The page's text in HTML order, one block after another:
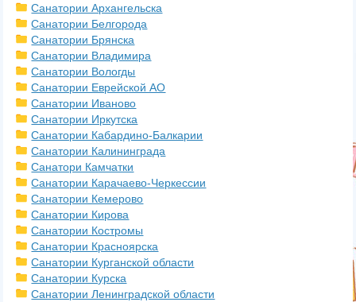
Санатории Архангельска
Санатории Белгорода
Санатории Брянска
Санатории Владимира
Санатории Вологды
Санатории Еврейской АО
Санатории Иваново
Санатории Иркутска
Санатории Кабардино-Балкарии
Санатории Калининграда
Санатори Камчатки
Санатории Карачаево-Черкессии
Санатории Кемерово
Санатории Кирова
Санатории Костромы
Санатории Красноярска
Санатории Курганской области
Санатории Курска
Санатории Ленинградской области